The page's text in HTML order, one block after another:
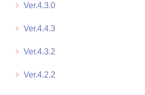
Ver.4.3.0
Ver.4.4.3
Ver.4.3.2
Ver.4.2.2